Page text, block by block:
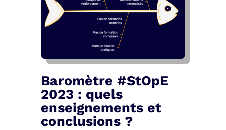
Baromètre #StOpE
2023 : quels
enseignements et
conclusions ?